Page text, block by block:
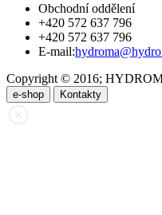
Obchodní oddělení
+420 572 637 796
+420 572 637 796
E-mail:
Copyright © 2016;
e-shop Kontakty